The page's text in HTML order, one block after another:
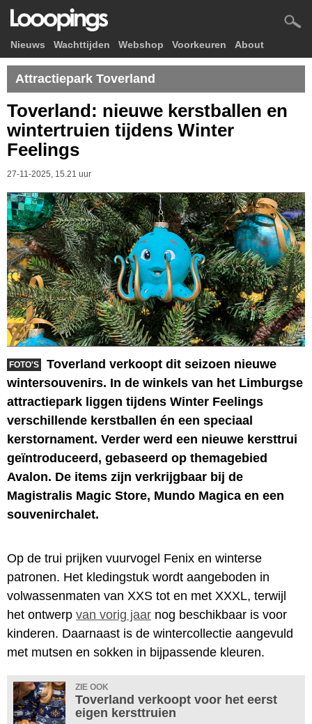
Nieuws Wachttijden Webshop Voorkeuren About
Attractiepark Toverland
Toverland: nieuwe kerstballen en
wintertruien tijdens Winter
Feelings
27-11-2025, 15.21 uur
FOTO'S
Toverland verkoopt dit seizoen nieuwe
wintersouvenirs. In de winkels van het Limburgse
attractiepark liggen tijdens Winter Feelings
verschillende kerstballen én een speciaal
kerstornament. Verder werd een nieuwe kersttrui
geïntroduceerd, gebaseerd op themagebied
Avalon. De items zijn verkrijgbaar bij de
Magistralis Magic Store, Mundo Magica en een
souvenirchalet.
Op de trui prijken vuurvogel Fenix en winterse
patronen. Het kledingstuk wordt aangeboden in
volwassenmaten van XXS tot en met XXXL, terwijl
het ontwerp van vorig jaar nog beschikbaar is voor
kinderen. Daarnaast is de wintercollectie aangevuld
met mutsen en sokken in bijpassende kleuren.
ZIE OOK
Toverland verkoopt voor het eerst
eigen kersttruien